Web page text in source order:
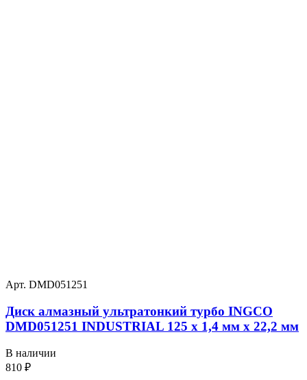
Арт. DMD051251
Диск алмазный ультратонкий турбо INGCO
DMD051251 INDUSTRIAL 125 х 1,4 мм x 22,2 мм
В наличии
810 ₽